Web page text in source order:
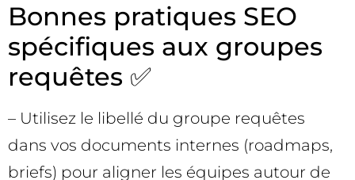
Bonnes pratiques SEO
spécifiques aux groupes
requêtes ✅
– Utilisez le libellé du groupe requêtes
dans vos documents internes (roadmaps,
briefs) pour aligner les équipes autour de